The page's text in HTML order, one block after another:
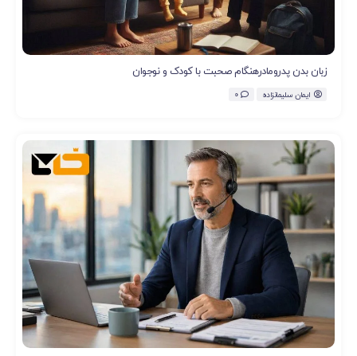
زبان بدن پدرومادرهنگام صحبت با کودک و نوجوان
ایمان سلیمانزاده 0